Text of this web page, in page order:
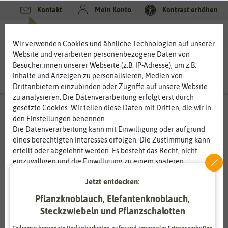
Kontakt Mein Konto Kontrast erhöhen
-80%
Wir verwenden Cookies und ähnliche Technologien auf unserer
Website und verarbeiten personenbezogene Daten von
Besucher:innen unserer Webseite (z.B. IP-Adresse), um z.B.
Inhalte und Anzeigen zu personalisieren, Medien von
Drittanbietern einzubinden oder Zugriffe auf unsere Website
zu analysieren. Die Datenverarbeitung erfolgt erst durch
gesetzte Cookies. Wir teilen diese Daten mit Dritten, die wir in
den Einstellungen benennen.
Die Datenverarbeitung kann mit Einwilligung oder aufgrund
eines berechtigten Interesses erfolgen. Die Zustimmung kann
erteilt oder abgelehnt werden. Es besteht das Recht, nicht
einzuwilligen und die Einwilligung zu einem späteren
Informationen zur Verwendung personenbezogener Daten und
den Diensten erklären wir in unserer
Daten­schutz­erklärung
Jetzt entdecken:
Pflanzknoblauch, Elefantenknoblauch,
Steckzwiebeln und Pflanzschalotten